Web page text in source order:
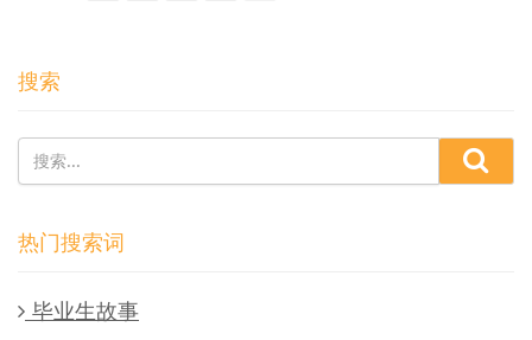
搜索
热门搜索词
毕业生故事